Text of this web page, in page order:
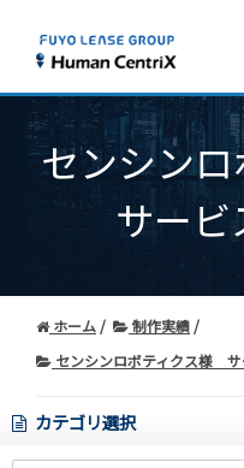
センシン
サー
ホーム
制作実績
センシンロボティクス様
カテゴリ選択